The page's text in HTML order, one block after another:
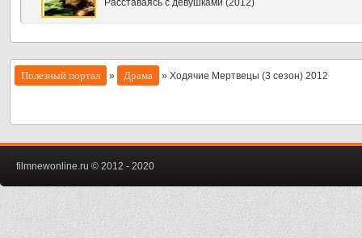
Расставаясь с девушками (2012)
Полезный портал » Драма » Ходячие Мертвецы (3 сезон) 2012
filmnewonline.ru © 2012 - 2020